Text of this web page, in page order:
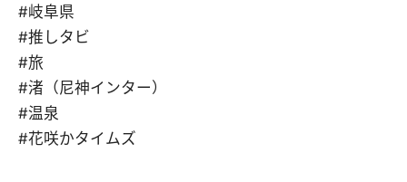
#岐阜県
#推しタビ
#旅
#渚（尼神インター）
#温泉
#花咲かタイムズ